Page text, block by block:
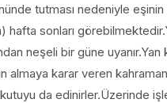
tutması nedeniyle
hafta sonları
neşeli bir güne uyanır.Yan
almaya karar veren
da edinirler.Üzerinde